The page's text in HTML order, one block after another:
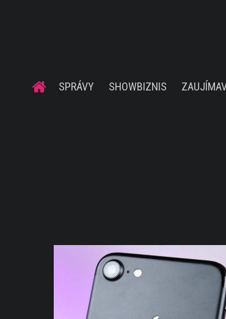
SPRÁVY SHOWBIZNIS